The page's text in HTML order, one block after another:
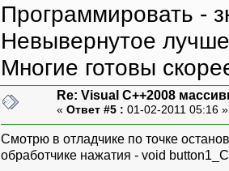
Программировать -
Невывернутое
Многие готовы
Re: Visual C++2008
« Ответ #5 : 01-02-2011 05:16
Смотрю в отладчике по точке
обработчике нажатия - void